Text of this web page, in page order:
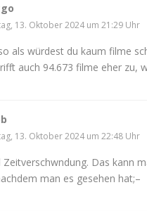
13. Oktober 2024 um 21:29 Uhr
als würdest du kaum filme
auch 94.673 filme eher zu,
13. Oktober 2024 um 22:48 Uhr
Das kann
man es gesehen hat;–